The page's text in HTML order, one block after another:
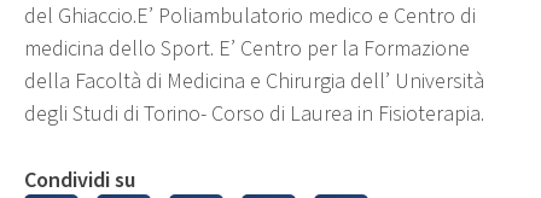
del Ghiaccio.E’ Poliambulatorio medico e Centro di
medicina dello Sport. E’ Centro per la Formazione
della Facoltà di Medicina e Chirurgia dell’ Università
degli Studi di Torino- Corso di Laurea in Fisioterapia.
Condividi su